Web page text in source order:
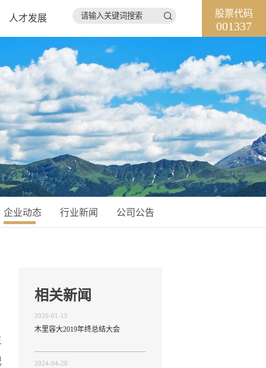
人才发展  股票代码
001337
企业动态 行业新闻 公司公告
相关新闻
2020-01-15
木里容大2019年终总结大会
2024-04-28